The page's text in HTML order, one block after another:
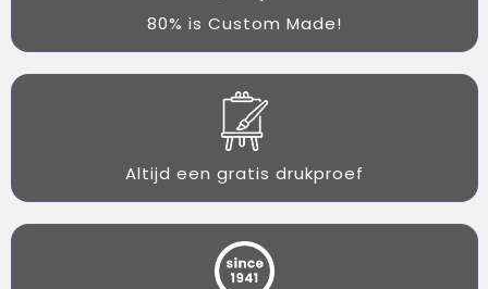
80% is Custom Made!
Altijd een gratis drukproef